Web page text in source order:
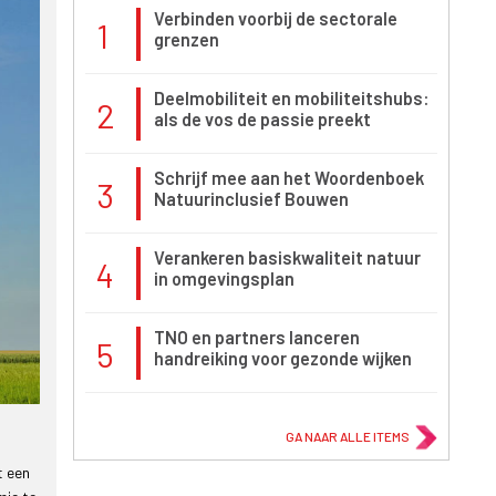
een
1
Verbinden voorbij de sectorale
grenzen
2
Deelmobiliteit en mobiliteitshubs:
als de vos de passie preekt
3
Schrijf mee aan het Woordenboek
Natuurinclusief Bouwen
4
Verankeren basiskwaliteit natuur
in omgevingsplan
5
TNO en partners lanceren
handreiking voor gezonde wijken
GA NAAR ALLE ITEMS